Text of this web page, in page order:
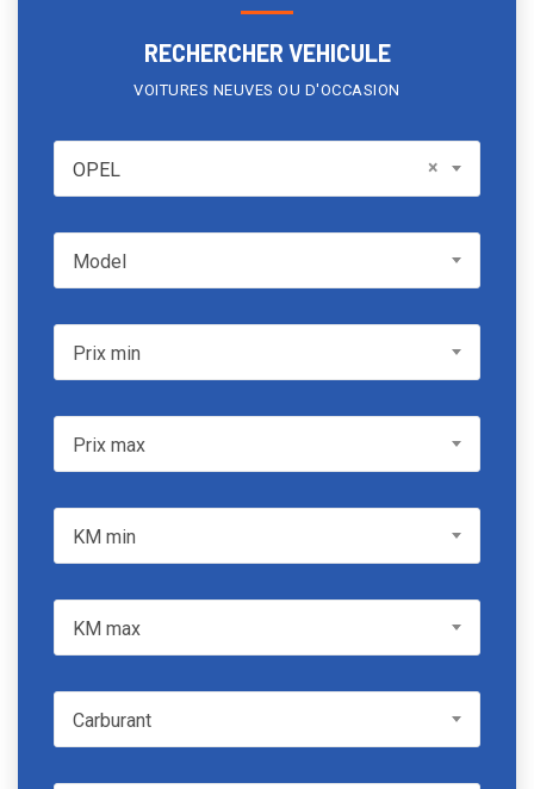
RECHERCHER VEHICULE
VOITURES NEUVES OU D'OCCASION
OPEL ×
OPEL
ModelModel
Prix minPrix min
Prix maxPrix max
KM min
KM max
CarburantCarburant